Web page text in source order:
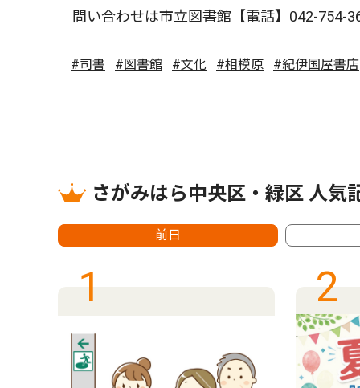
問い合わせは市立図書館【電話】042-754-
#司書 #図書館 #文化 #相模原 #紀伊国屋書店
さがみはら中央区・緑区 人気
前日
1 2